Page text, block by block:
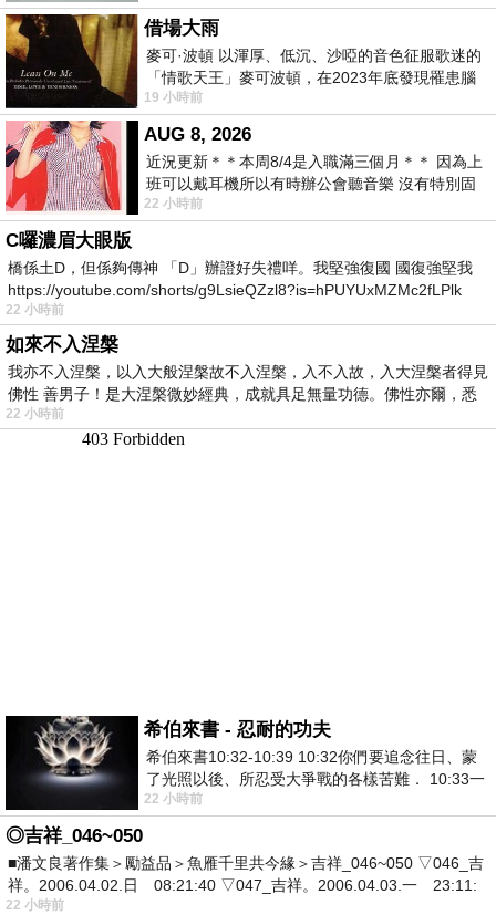
借場大雨
麥可·波頓 以渾厚、低沉、沙啞的音色征服歌迷的
「情歌天王」麥可波頓，在2023年底發現罹患腦
瘤「祈禱早日康復，一切都好」。
19 小時前
AUG 8, 2026
近況更新＊＊本周8/4是入職滿三個月＊＊ 因為上
班可以戴耳機所以有時辦公會聽音樂 沒有特別固
定哪天但就是一周某一天會固定聽'90
22 小時前
C囉濃眉大眼版
橋係土D，但係夠傳神 「D」辦證好失禮咩。我堅強復國 國復強堅我
https://youtube.com/shorts/g9LsieQZzl8?is=hPUYUxMZMc2fLPlk
22 小時前
如來不入涅槃
我亦不入涅槃，以入大般涅槃故不入涅槃，入不入故，入大涅槃者得見
佛性 善男子！是大涅槃微妙經典，成就具足無量功德。佛性亦爾，悉
22 小時前
希伯來書 - 忍耐的功夫
希伯來書10:32-10:39 10:32你們要追念往日、蒙
了光照以後、所忍受大爭戰的各樣苦難． 10:33一
面被毀謗、遭患難、成了戲景、叫眾人
22 小時前
◎吉祥_046~050
■潘文良著作集＞勵益品＞魚雁千里共今緣＞吉祥_046~050 ▽046_吉
祥。2006.04.02.日 08:21:40 ▽047_吉祥。2006.04.03.一 23:11:
22 小時前